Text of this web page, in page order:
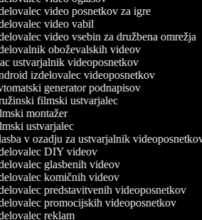
video posnetkov za igre
video vabil
video vsebin za družbena omrežja
oboževalskih videov
ustvarjalnik videoposnetkov
izdelovalec videoposnetkov
generator podnapisov
filmski ustvarjalec
montažer
ustvarjalec
v ozadju za ustvarjalnik videoposnetkov
DIY videov
glasbenih videov
komičnih videov
predstavitvenih videoposnetkov
promocijskih videoposnetkov
reklam